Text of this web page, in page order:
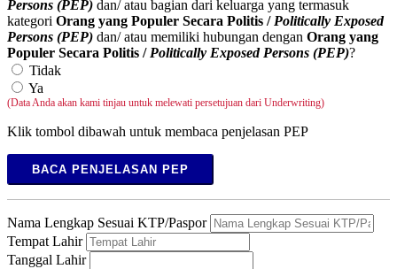
Persons (PEP) dan/ atau bagian dari keluarga yang termasuk
kategori Orang yang Populer Secara Politis / Politically Exposed
Persons (PEP) dan/ atau memiliki hubungan dengan Orang yang
Populer Secara Politis / Politically Exposed Persons (PEP)?
Tidak
Ya
(Data Anda akan kami tinjau untuk melewati persetujuan dari Underwriting)
Klik tombol dibawah untuk membaca penjelasan PEP
BACA PENJELASAN PEP
Nama Lengkap Sesuai KTP/Paspor
Tempat Lahir
Tanggal Lahir